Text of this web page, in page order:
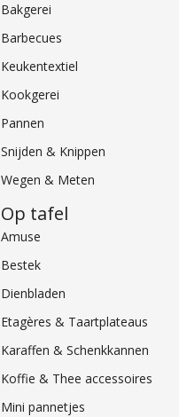
Bakgerei
Barbecues
Keukentextiel
Kookgerei
Pannen
Snijden & Knippen
Wegen & Meten
Op tafel
Amuse
Bestek
Dienbladen
Etagères & Taartplateaus
Karaffen & Schenkkannen
Koffie & Thee accessoires
Mini pannetjes